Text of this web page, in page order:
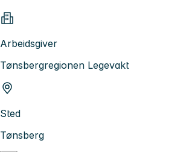
Arbeidsgiver
Tønsbergregionen Legevakt
Sted
Tønsberg